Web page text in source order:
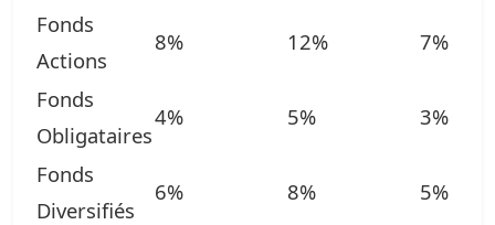
Fonds
Actions
8% 12% 7%
Fonds
Obligataires
4% 5% 3%
Fonds
Diversifiés
6% 8% 5%